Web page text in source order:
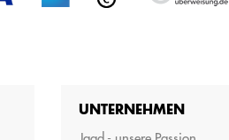
UNTERNEHMEN